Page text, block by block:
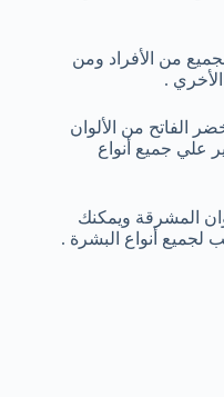
من الأفراد ومن
.
الفاتح من الألوان
علي جميع أنواع
المشرقة ويمكنك
لجميع أنواع البشرة .